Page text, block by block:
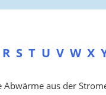
R S T U V W X
aus der